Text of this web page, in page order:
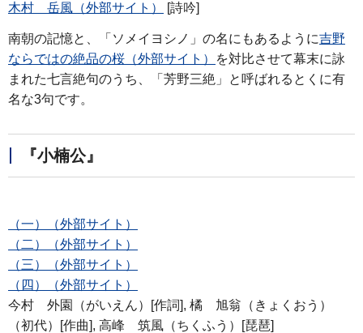
木村 岳風（外部サイト）
[詩吟]
南朝の記憶と、「ソメイヨシノ」の名にもあるように吉野
ならではの絶品の桜（外部サイト）
を対比させて幕末に詠
まれた七言絶句のうち、「芳野三絶」と呼ばれるとくに有
名な3句です。
『小楠公』
（一）（外部サイト）
（二）（外部サイト）
（三）（外部サイト）
（四）（外部サイト）
今村 外園（がいえん）[作詞], 橘 旭翁（きょくおう）
（初代）[作曲], 高峰 筑風（ちくふう）[琵琶]